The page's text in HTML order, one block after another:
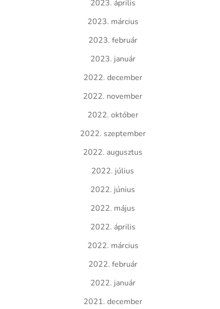
2023. április
2023. március
2023. február
2023. január
2022. december
2022. november
2022. október
2022. szeptember
2022. augusztus
2022. július
2022. június
2022. május
2022. április
2022. március
2022. február
2022. január
2021. december